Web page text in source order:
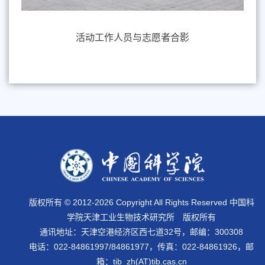
活动工作人员与志愿者合影
版权所有 © 2012-2026 Copyright All Rights Reserved 中国科
学院天津工业生物技术研究所 版权所有
通讯地址：天津空港经济区西七道32号，邮编：300308
电话：022-84861997/84861977，传真：022-84861926，邮
箱：tib_zh(AT)tib.cas.cn